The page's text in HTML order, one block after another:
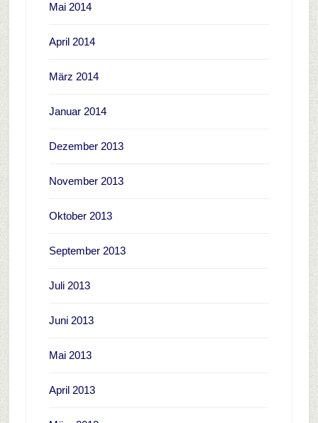
Mai 2014
April 2014
März 2014
Januar 2014
Dezember 2013
November 2013
Oktober 2013
September 2013
Juli 2013
Juni 2013
Mai 2013
April 2013